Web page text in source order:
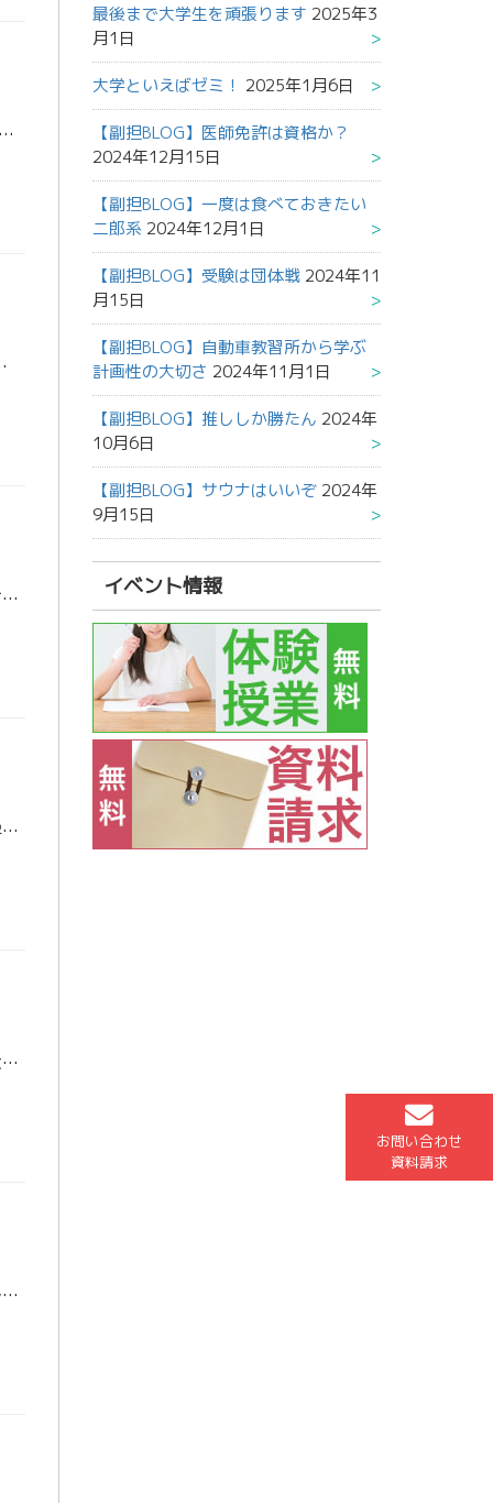
お問い合わせ
資料請求
東進衛星予備校 南富山校の公式ホームページをご覧いただき、ありがとうございます。 今回は季節外れですが、私が所属しているサークルについて紹介したいと思います！ 私は富山県立大学のスキー部に所属しています。部員みん […]
う人もいると思います。そこで今回は受験生以外の東進 […]
東進衛星予備校 南富山校 スタッフの清水です。 暑さの厳しい日々が続いていますが、いかがお過ごしでしょうか？オープンキャンパスなどに参加して、楽しい大学生活をイメージしてわくわくしている人も多いと思います。受験生 […]
東進衛星予備校 南富山校 スタッフの平野です。 私からは、富山県立大学工学部について紹介したいと思います。 工学部には、機械システム工学科・知能ロボット工学科・電気電子工学科・情報システム工学科・環境 […]
東進衛星予備校 南富山校 スタッフの高村です。 これを見ている皆さんは大学生活がどのようなものかイメージできますか？中学や高校とは違い、全国各地から多くの人が集まるのが大学であり、その分個性的な人もたくさんいま […]
こんにちは！ 東進衛星予備校 南富山校の澤井です。 いや～暑いですね～、アツイといえば、東進南富山の夏はStudy Max Festival(通称：SMF)というアツ～いイベントが始動します！受講数や来校頻度、 […]
最後まで大学生を頑張ります 2025年3
月1日
大学といえばゼミ！ 2025年1月6日
【副担BLOG】医師免許は資格か？
2024年12月15日
【副担BLOG】一度は食べておきたい
二郎系 2024年12月1日
【副担BLOG】受験は団体戦 2024年11
月15日
【副担BLOG】自動車教習所から学ぶ
計画性の大切さ 2024年11月1日
【副担BLOG】推ししか勝たん 2024年
10月6日
【副担BLOG】サウナはいいぞ 2024年
9月15日
イベント情報